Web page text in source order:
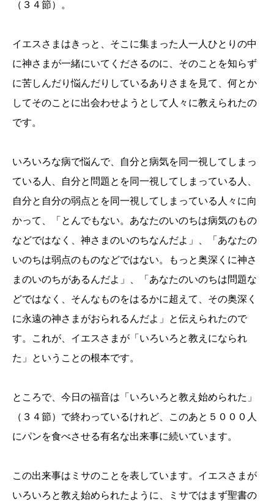
（３４節）。
イエスさまはきっと、そこに集まった人一人ひとりの中
に神さまが一緒にいてくださるのに、そのことを知らず
に苦しんだり悩んだりしているありさまを見て、何とか
してそのことに出会わせようとして人々に教えられたの
です。
いろいろな病で悩んで、自分と病気を同一視してしまっ
ている人、自分と問題とを同一視してしまっている人、
自分と自分の弱点とを同一視してしまっている人々に向
かって、「とんでもない。あなたのいのちは病気のもの
などではなく、神さまのいのちなんだよ」、「あなたの
いのちは弱点のものなどではない。もっと奥深くに神さ
まのいのちがあるんだよ」、「あなたのいのちは問題な
どではなく、そんなものをはるかに超えて、その奥深く
に永遠の神さまがおられるんだよ」と伝えられたので
す。これが、イエスさまが「いろいろと教えになられ
た」ということの根本です。
ところで、今日の福音は「いろいろと教え始められた」
（３４節）で終わっているけれど、このあと５０００人
にパンを食べさせる有名な出来事に続いています。
この出来事はミサのことを表しています。イエスさまが
いろいろと教え始められたように、ミサではまず聖書の